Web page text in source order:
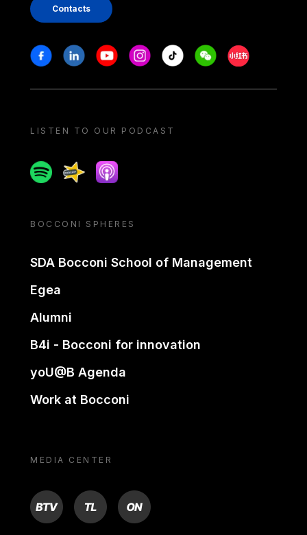
Contacts
Stay in touch
FacebookLinkedinYoutubeInstagram
Tiktok WeechatXiaohongshu/
LISTEN TO OUR PODCAST
SpotifySpreakerApple podcast
BOCCONI SPHERES
SDA Bocconi School of Management
Egea
Alumni
B4i - Bocconi for innovation
yoU@B Agenda
Work at Bocconi
MEDIA CENTER
BTV TL ON